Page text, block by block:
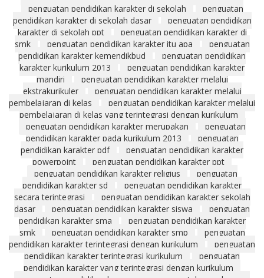
penguatan pendidikan karakter di sekolah
penguatan
pendidikan karakter di sekolah dasar
penguatan pendidikan
karakter di sekolah ppt
penguatan pendidikan karakter di
smk
penguatan pendidikan karakter itu apa
penguatan
pendidikan karakter kemendikbud
penguatan pendidikan
karakter kurikulum 2013
penguatan pendidikan karakter
mandiri
penguatan pendidikan karakter melalui
ekstrakurikuler
penguatan pendidikan karakter melalui
pembelajaran di kelas
penguatan pendidikan karakter melalui
pembelajaran di kelas yang terintegrasi dengan kurikulum
penguatan pendidikan karakter merupakan
penguatan
pendidikan karakter pada kurikulum 2013
penguatan
pendidikan karakter pdf
penguatan pendidikan karakter
powerpoint
penguatan pendidikan karakter ppt
penguatan pendidikan karakter religius
penguatan
pendidikan karakter sd
penguatan pendidikan karakter
secara terintegrasi
penguatan pendidikan karakter sekolah
dasar
penguatan pendidikan karakter siswa
penguatan
pendidikan karakter sma
penguatan pendidikan karakter
smk
penguatan pendidikan karakter smp
penguatan
pendidikan karakter terintegrasi dengan kurikulum
penguatan
pendidikan karakter terintegrasi kurikulum
penguatan
pendidikan karakter yang terintegrasi dengan kurikulum